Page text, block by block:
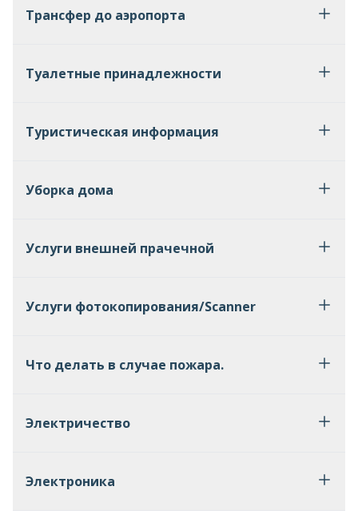
Трансфер до аэропорта
Туалетные принадлежности
Туристическая информация
Уборка дома
Услуги внешней прачечной
Услуги фотокопирования/Scanner
Что делать в случае пожара.
Электричество
Электроника